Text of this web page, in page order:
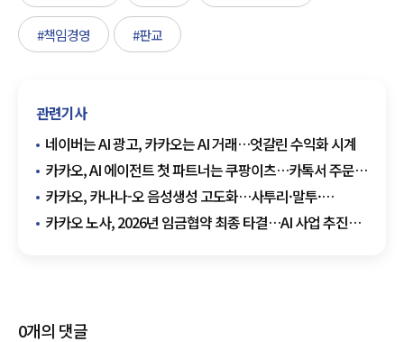
#책임경영 #판교
관련기사
네이버는 AI 광고, 카카오는 AI 거래…엇갈린 수익화 시계
카카오, AI 에이전트 첫 파트너는 쿠팡이츠…카톡서 주문·
결제까지
카카오, 카나나-오 음성생성 고도화…사투리·말투·
감정까지 조절
카카오 노사, 2026년 임금협약 최종 타결…AI 사업 추진
0개의 댓글